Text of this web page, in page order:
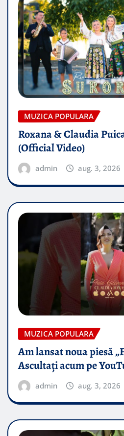
MUZICA POPULARA
Roxana & Claudia
(Official Video)
admin aug. 3, 2026
MUZICA POPULARA
Am lansat noua piesă
Ascultați acum pe
admin aug. 3, 2026